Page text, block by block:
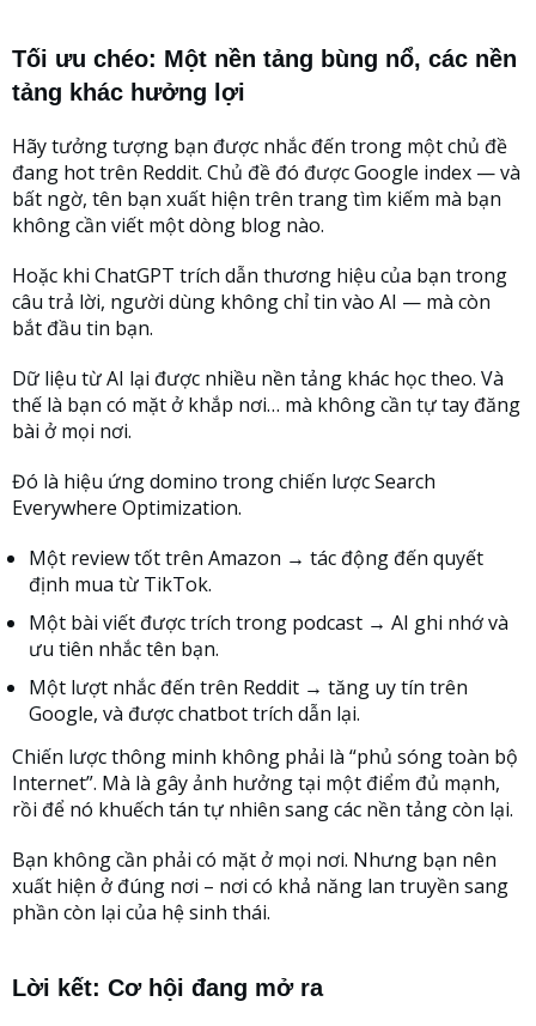
Tối ưu chéo: Một nền tảng bùng nổ, các nền
tảng khác hưởng lợi
Hãy tưởng tượng bạn được nhắc đến trong một chủ đề
đang hot trên Reddit. Chủ đề đó được Google index — và
bất ngờ, tên bạn xuất hiện trên trang tìm kiếm mà bạn
không cần viết một dòng blog nào.
Hoặc khi ChatGPT trích dẫn thương hiệu của bạn trong
câu trả lời, người dùng không chỉ tin vào AI — mà còn
bắt đầu tin bạn.
Dữ liệu từ AI lại được nhiều nền tảng khác học theo. Và
thế là bạn có mặt ở khắp nơi… mà không cần tự tay đăng
bài ở mọi nơi.
Đó là hiệu ứng domino trong chiến lược Search
Everywhere Optimization.
Một review tốt trên Amazon → tác động đến quyết
định mua từ TikTok.
Một bài viết được trích trong podcast → AI ghi nhớ và
ưu tiên nhắc tên bạn.
Một lượt nhắc đến trên Reddit → tăng uy tín trên
Google, và được chatbot trích dẫn lại.
Chiến lược thông minh không phải là “phủ sóng toàn bộ
Internet”. Mà là gây ảnh hưởng tại một điểm đủ mạnh,
rồi để nó khuếch tán tự nhiên sang các nền tảng còn lại.
Bạn không cần phải có mặt ở mọi nơi. Nhưng bạn nên
xuất hiện ở đúng nơi – nơi có khả năng lan truyền sang
phần còn lại của hệ sinh thái.
Lời kết: Cơ hội đang mở ra